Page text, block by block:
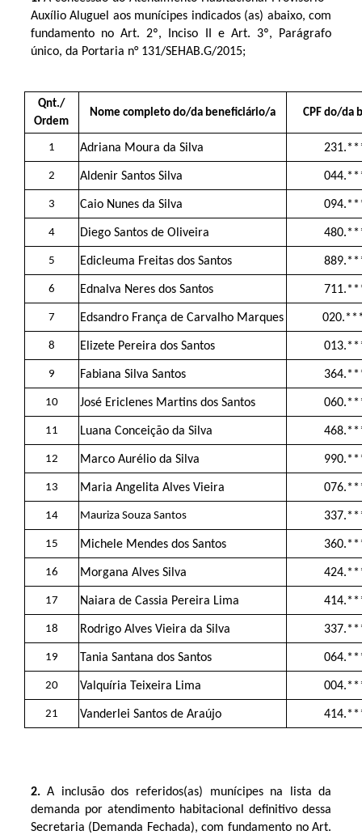
Auxílio Aluguel aos munícipes indicados (as) abaixo, com
fundamento no Art. 2º, Inciso II e Art. 3º, Parágrafo
único, da Portaria n° 131/SEHAB.G/2015;
Qnt./
Ordem
Nome completo do/da beneficiário/a CPF do/da
1 Adriana Moura da Silva
2 Aldenir Santos Silva
3 Caio Nunes da Silva
4 Diego Santos de Oliveira
5 Edicleuma Freitas dos Santos
6 Ednalva Neres dos Santos
7 Edsandro França de Carvalho Marques
8 Elizete Pereira dos Santos
9 Fabiana Silva Santos
10 José Ericlenes Martins dos Santos
11 Luana Conceição da Silva
12 Marco Aurélio da Silva
13 Maria Angelita Alves Vieira
14 Mauriza Souza Santos
15 Michele Mendes dos Santos
16 Morgana Alves Silva
17 Naiara de Cassia Pereira Lima
18 Rodrigo Alves Vieira da Silva
19 Tania Santana dos Santos
20 Valquíria Teixeira Lima
21 Vanderlei Santos de Araújo
2.A inclusão dos referidos(as) munícipes na lista da
demanda por atendimento habitacional definitivo dessa
Secretaria (Demanda Fechada), com fundamento no Art.